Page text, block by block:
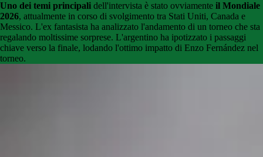
Uno dei temi principali dell'intervista è stato ovviamente il Mondiale
2026, attualmente in corso di svolgimento tra Stati Uniti, Canada e
Messico. L'ex fantasista ha analizzato l'andamento di un torneo che sta
regalando moltissime sorprese. L'argentino ha ipotizzato i passaggi
chiave verso la finale, lodando l'ottimo impatto di Enzo Fernández nel
torneo.